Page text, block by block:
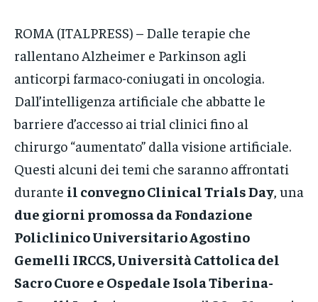
GRUPPO
CONTATTI
GRUPPO
CONTATTI
GRUPPO
CONTATTI
ROMA (ITALPRESS) – Dalle terapie che
rallentano Alzheimer e Parkinson agli
anticorpi farmaco-coniugati in oncologia.
Dall’intelligenza artificiale che abbatte le
barriere d’accesso ai trial clinici fino al
chirurgo “aumentato” dalla visione artificiale.
Questi alcuni dei temi che saranno affrontati
durante il convegno Clinical Trials Day , una
due giorni promossa da Fondazione
Policlinico Universitario Agostino
Gemelli IRCCS, Università Cattolica del
Sacro Cuore e Ospedale Isola Tiberina-